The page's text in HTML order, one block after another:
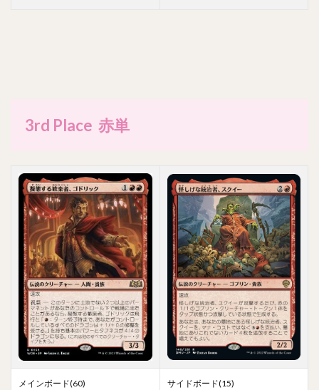
3rd Place 赤単
メインボード(60) サイドボード(15)